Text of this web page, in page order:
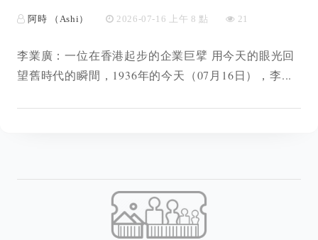
阿時 （Ashi） 2026-07-16 上午 8 點 21
李業廣：一位在香港起步的企業巨擘 用今天的眼光回
望舊時代的瞬間，1936年的今天（07月16日），李...